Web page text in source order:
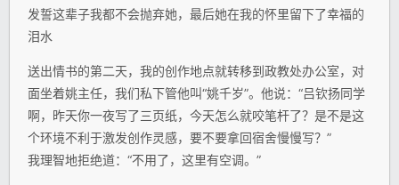
发誓这辈子我都不会抛弃她，最后她在我的怀里留下了幸福的
泪水
送出情书的第二天，我的创作地点就转移到政教处办公室，对
面坐着姚主任，我们私下管他叫“姚千岁”。他说：“吕钦扬同学
啊，昨天你一夜写了三页纸，今天怎么就咬笔杆了？是不是这
个环境不利于激发创作灵感，要不要拿回宿舍慢慢写？”
我理智地拒绝道：“不用了，这里有空调。”